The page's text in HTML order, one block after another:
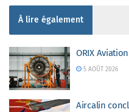
À lire également
ORIX
5 AOÛT 2026
Aircalin